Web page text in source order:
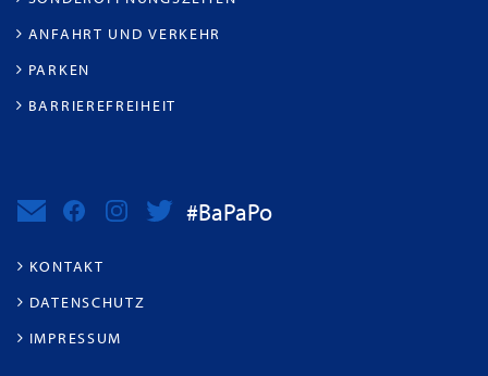
ANFAHRT UND VERKEHR
PARKEN
BARRIEREFREIHEIT
#BaPaPo
KONTAKT
DATENSCHUTZ
IMPRESSUM